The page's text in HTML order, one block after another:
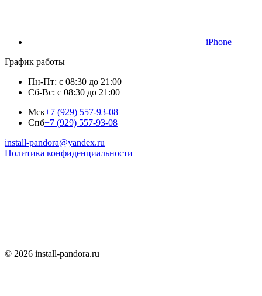
iPhone
График работы
Пн-Пт: с 08:30 до 21:00
Сб-Вс: с 08:30 до 21:00
Мск+7 (929) 557-93-08
Спб+7 (929) 557-93-08
install-pandora@yandex.ru
Политика конфиденциальности
© 2026 install-pandora.ru